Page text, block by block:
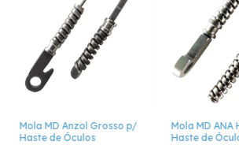
Mola MD Anzol Grosso p/
Haste de Óculos
Mola MD ANA
Haste de